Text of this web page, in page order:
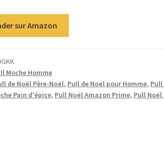
sur Amazon
Moche Homme
de Noël Père-Noël, Pull de Noël pour Homme, Pull
Pain d'épice, Pull Noël Amazon Prime, Pull